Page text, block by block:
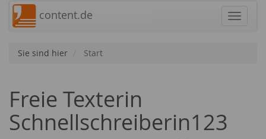
content.de
Sie sind hier Start
Freie Texterin
Schnellschreiberin123